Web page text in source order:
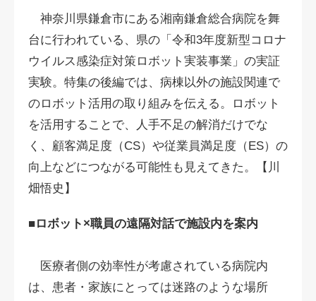
神奈川県鎌倉市にある湘南鎌倉総合病院を舞
台に行われている、県の「令和3年度新型コロナ
ウイルス感染症対策ロボット実装事業」の実証
実験。特集の後編では、病棟以外の施設関連で
のロボット活用の取り組みを伝える。ロボット
を活用することで、人手不足の解消だけでな
く、顧客満足度（CS）や従業員満足度（ES）の
向上などにつながる可能性も見えてきた。【川
畑悟史】
■ロボット×職員の遠隔対話で施設内を案内
医療者側の効率性が考慮されている病院内
は、患者・家族にとっては迷路のような場所